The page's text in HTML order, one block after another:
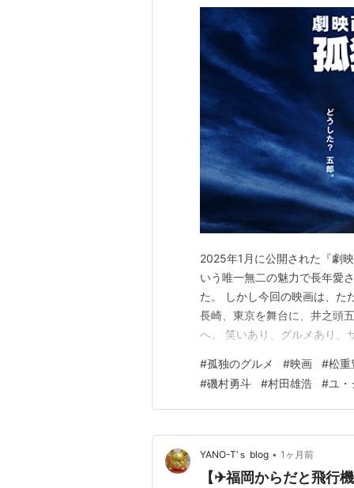
『転がれ！たま子』(2005)
『いらっしゃいませ、患者さま
『SHINOBI』(2005)
『亀は意外と速く泳ぐ』(2005)
『極道の妻たち 情炎』(2005)
『交渉人 真下正義』(2005)主
2006年
『刺青 堕ちた女郎蜘蛛』(2006)
『ネコと金魚の恋物語』(2006)
『愛の流刑地』(2006)
『太陽の傷』(2006)
『ラフ ROUGH』(2006)
『シムソンズ』(2006)
『チェケラッチョ!!』(2006)
『スキヤキ・ウエスタン ジャン
『龍が如く 劇場版』(2007)
2025年1月に公開された『劇
いう唯一無二の魅力で長年愛
た。 しかし今回の映画は、た
長崎、東京を舞台に、井之頭
へ。 笑いあり、グルメあり、
タバレを詳しく解説していき
ジはネタバレを含みます。 ※
#孤独のグルメ #映画 #松重
#磯村勇斗 #村田雄浩 #ユ・
YANO-T’ｓ blog • 1ヶ月前
【✈福岡からだと飛行